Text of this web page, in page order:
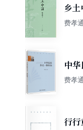
乡土
费孝通
中华
费孝通
行行